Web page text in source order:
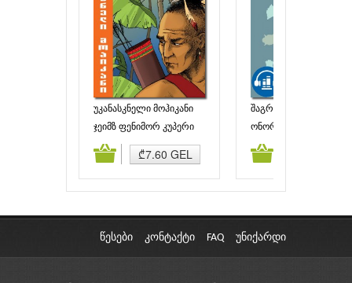
უკანასკნელი მოჰიკანი
ჯეიმზ ფენიმორ კუპერი
₾7.60 GEL
შაგრენის ტყავი
ონორე დე ბალზაკი
კალათაში დამატება კალათაში
წესები კონტაქტი FAQ უნიქარდი